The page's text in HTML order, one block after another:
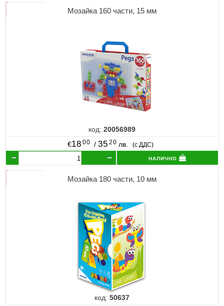
Мозайка 160 части, 15 мм
код: 20056989
€18 00 /35 20 лв. (с ДДС)
налично
Мозайка 180 части, 10 мм
код: 50637